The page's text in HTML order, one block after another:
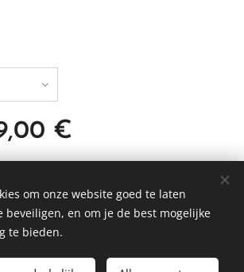
€
DTBEDDING
om onze website goed te laten
en om je de best mogelijke
te bieden.